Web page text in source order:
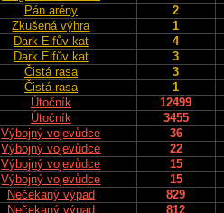
Pán arény
2
Zkušená výhra
1
Dark Elfův kat
4
Dark Elfův kat
3
Čistá rasa
3
Čistá rasa
1
Útočník
12499
Útočník
3455
Výbojný vojevůdce
36
Výbojný vojevůdce
22
Výbojný vojevůdce
15
Výbojný vojevůdce
15
Nečekaný výpad
829
Nečekaný výpad
812